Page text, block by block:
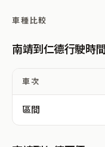
車種比較
南靖到仁德行駛時間
車次
區間